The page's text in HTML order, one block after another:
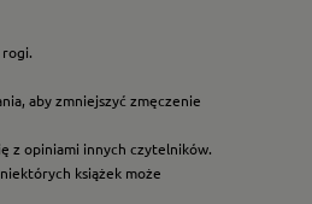
aby zmniejszyć zmęczenie
z opiniami innych czytelników.
książek może